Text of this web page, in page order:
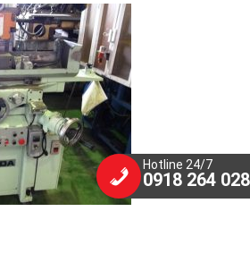
Hotline 24/7
0918 264 028